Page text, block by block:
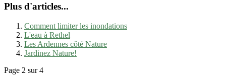
Plus d'articles...
Comment limiter les inondations
L'eau à Rethel
Les Ardennes côté Nature
Jardinez Nature!
Page 2 sur 4